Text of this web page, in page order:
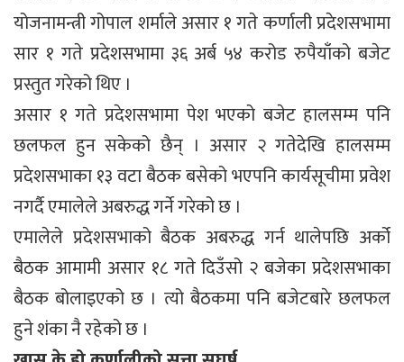
योजनामन्त्री गोपाल शर्माले असार १ गते कर्णाली प्रदेशसभामा
सार १ गते प्रदेशसभामा ३६ अर्ब ५४ करोड रुपैयाँको बजेट
प्रस्तुत गरेको थिए ।
असार १ गते प्रदेशसभामा पेश भएको बजेट हालसम्म पनि
छलफल हुन सकेको छैन् । असार २ गतेदेखि हालसम्म
प्रदेशसभाका १३ वटा बैठक बसेको भएपनि कार्यसूचीमा प्रवेश
नगर्दै एमालेले अबरुद्ध गर्ने गरेको छ ।
एमालेले प्रदेशसभाको बैठक अबरुद्ध गर्न थालेपछि अर्को
बैठक आमामी असार १८ गते दिउँसो २ बजेका प्रदेशसभाका
बैठक बोलाइएको छ । त्यो बैठकमा पनि बजेटबारे छलफल
हुने शंका नै रहेको छ ।